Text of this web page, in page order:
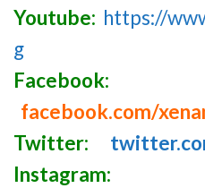
Youtube: https://
g
Facebook:
facebook.com/
Twitter:
Instagram: